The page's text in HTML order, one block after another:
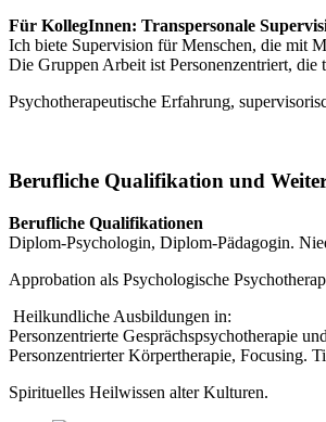
Für KollegInnen: Transpersonale
Ich biete Supervision für Menschen, die mit
Die Gruppen Arbeit ist Personenzentriert,
Psychotherapeutische Erfahrung,
Berufliche Qualifikation und
Berufliche Qualifikationen
Diplom-Psychologin, Diplom-Pädagogin.
Approbation als Psychologische
Heilkundliche Ausbildungen in:
Personzentrierte Gesprächspsychotherapie und
Personzentrierter Körpertherapie, Focusing.
Spirituelles Heilwissen alter Kulturen.